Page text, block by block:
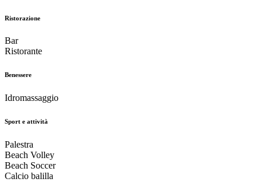
Ristorazione
Bar
Ristorante
Benessere
Idromassaggio
Sport e attività
Palestra
Beach Volley
Beach Soccer
Calcio balilla